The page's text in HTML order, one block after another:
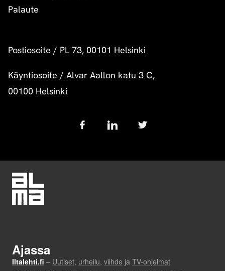
Palaute
Postiosoite / PL 73, 00101 Helsinki
Käyntiosoite / Alvar Aallon katu 3 C,
00100 Helsinki